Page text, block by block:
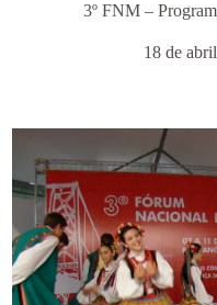
3º FNM –
18 de